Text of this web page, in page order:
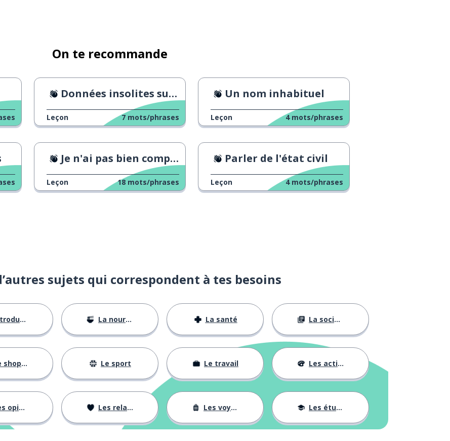
On te recommande
Données insolites sur les jeux vidéo
Leçon 7 mots/phrases
Un nom inhabituel
Leçon 4 mots/phrases
Je n'ai pas bien compris la question
Leçon 18 mots/phrases
Parler de l'état civil
Leçon 4 mots/phrases
sujets qui correspondent à tes besoins
La nourriture La santé La société
Le sport Le travail Les activités
opinions Les relations Les voyages Les études